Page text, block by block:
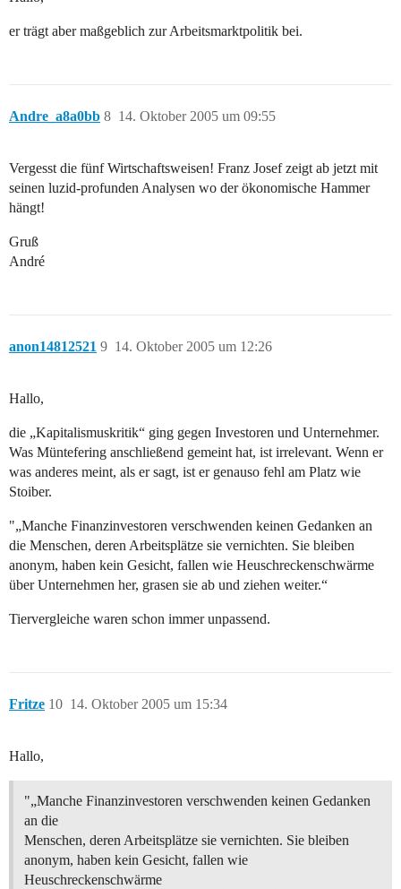
er trägt aber maßgeblich zur Arbeitsmarktpolitik bei.
Andre_a8a0bb 14. Oktober 2005 um 09:55
8
Vergesst die fünf Wirtschaftsweisen! Franz Josef zeigt ab jetzt mit
seinen luzid-profunden Analysen wo der ökonomische Hammer
hängt!
Gruß
André
anon14812521 14. Oktober 2005 um 12:26
9
Hallo,
die „Kapitalismuskritik“ ging gegen Investoren und Unternehmer.
Was Müntefering anschließend gemeint hat, ist irrelevant. Wenn er
was anderes meint, als er sagt, ist er genauso fehl am Platz wie
Stoiber.
"„Manche Finanzinvestoren verschwenden keinen Gedanken an
die Menschen, deren Arbeitsplätze sie vernichten. Sie bleiben
anonym, haben kein Gesicht, fallen wie Heuschreckenschwärme
über Unternehmen her, grasen sie ab und ziehen weiter.“
Tiervergleiche waren schon immer unpassend.
Fritze 14. Oktober 2005 um 15:34
10
Hallo,
"„Manche Finanzinvestoren verschwenden keinen Gedanken
an die
Menschen, deren Arbeitsplätze sie vernichten. Sie bleiben
anonym, haben kein Gesicht, fallen wie
Heuschreckenschwärme